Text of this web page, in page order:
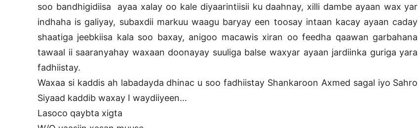
soo bandhigidiisa ayaa xalay oo kale diyaarintiisii ku daahnay, xilli dambe ayaan wax yar
indhaha is galiyay, subaxdii markuu waagu baryay een toosay intaan kacay ayaan caday
shaatiga jeebkiisa kala soo baxay, anigoo macawis xiran oo feedha qaawan garbahana
tawaal ii saaranyahay waxaan doonayay suuliga balse waxyar ayaan jardiinka guriga yara
fadhiistay.
Waxaa si kaddis ah labadayda dhinac u soo fadhiistay Shankaroon Axmed sagal iyo Sahro
Siyaad kaddib waxay I waydiiyeen…
Lasoco qaybta xigta